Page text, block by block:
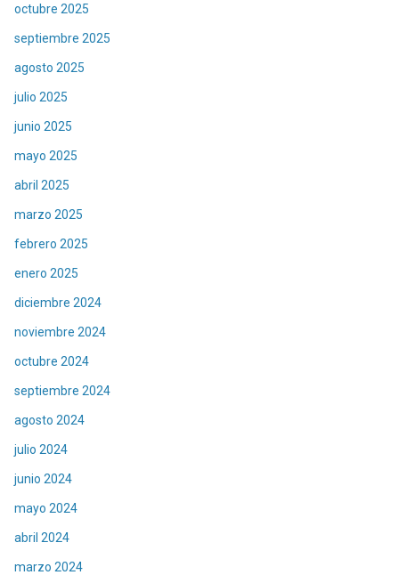
octubre 2025
septiembre 2025
agosto 2025
julio 2025
junio 2025
mayo 2025
abril 2025
marzo 2025
febrero 2025
enero 2025
diciembre 2024
noviembre 2024
octubre 2024
septiembre 2024
agosto 2024
julio 2024
junio 2024
mayo 2024
abril 2024
marzo 2024